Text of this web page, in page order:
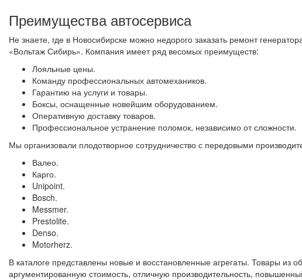
Преимущества автосервиса
Не знаете, где в Новосибирске можно недорого заказать ремонт
«Вольтаж Сибирь». Компания имеет ряд весомых преимуществ:
Лояльные цены.
Команду профессиональных автомехаников.
Гарантию на услуги и товары.
Боксы, оснащенные новейшим оборудованием.
Оперативную доставку товаров.
Профессиональное устранение поломок, независимо от сложности.
Мы организовали плодотворное сотрудничество с передовыми
Валео.
Карго.
Unipoint.
Bosch.
Messmer.
Prestolite.
Denso.
Motorherz.
В каталоге представлены новые и восстановленные агрегаты. Товары из
аргументированную стоимость, отличную производительность,